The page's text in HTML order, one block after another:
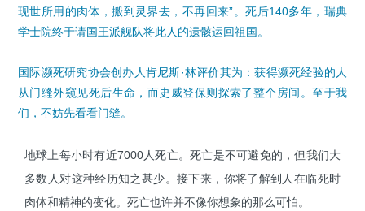
现世所用的肉体，搬到灵界去，不再回来”。死后140多年，瑞典
学士院终于请国王派舰队将此人的遗骸运回祖国。
国际濒死研究协会创办人肯尼斯·林评价其为：获得濒死经验的人
从门缝外窥见死后生命，而史威登保则探索了整个房间。至于我
们，不妨先看看门缝。
地球上每小时有近7000人死亡。死亡是不可避免的，但我们大
多数人对这种经历知之甚少。接下来，你将了解到人在临死时
肉体和精神的变化。死亡也许并不像你想象的那么可怕。